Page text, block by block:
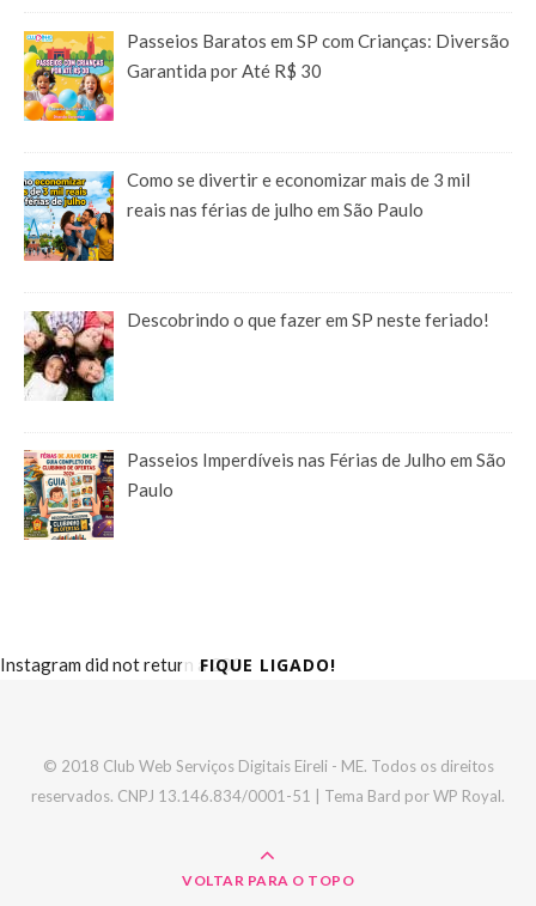
Passeios Baratos em SP com Crianças: Diversão
Garantida por Até R$ 30
Como se divertir e economizar mais de 3 mil
reais nas férias de julho em São Paulo
Descobrindo o que fazer em SP neste feriado!
Passeios Imperdíveis nas Férias de Julho em São
Paulo
FIQUE LIGADO!
Instagram did not return a 200.
© 2018 Club Web Serviços Digitais Eireli - ME. Todos os direitos
reservados. CNPJ 13.146.834/0001-51 | Tema Bard porWP Royal.
VOLTAR PARA O TOPO